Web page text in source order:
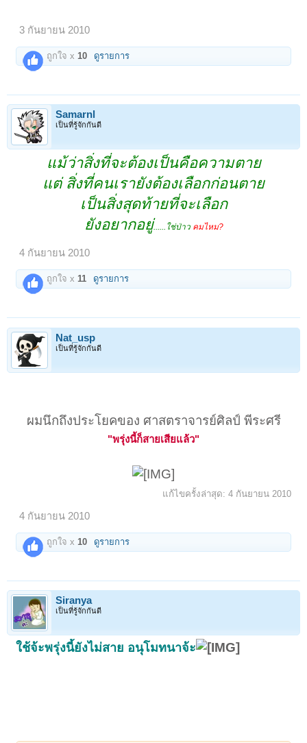
3 กันยายน 2010
ถูกใจ x 10 ดูรายการ
Samarnl
เป็นที่รู้จักกันดี
แม้ว่าสิ่งที่จะต้องเป็นคือความตาย
แต่ สิ่งที่คนเรายังต้องเลือกก่อนตาย
เป็นสิ่งสุดท้ายที่จะเลือก
ยังอยากอยู่......ใช่ป่าว คมไหม?
4 กันยายน 2010
ถูกใจ x11 ดูรายการ
Nat_usp
เป็นที่รู้จักกันดี
ผมนึกถึงประโยคของ ศาสตราจารย์ศิลป์ พีระศรี
"พรุ่งนี้ก็สายเสียแล้ว"
แก้ไขครั้งล่าสุด: 4 กันยายน 2010
4 กันยายน 2010
ถูกใจ x 10 ดูรายการ
Siranya
เป็นที่รู้จักกันดี
ใช้จ้ะพรุ่งนี้ยังไม่สาย อนุโมทนาจ้ะ